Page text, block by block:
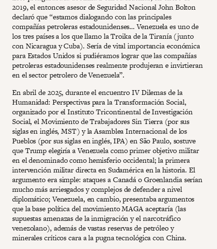
2019, el entonces asesor de Seguridad Nacional John Bolton
declaró que “estamos dialogando con las principales
compañías petroleras estadounidenses… Venezuela es uno de
los tres países a los que llamo la Troika de la Tiranía (junto
con Nicaragua y Cuba). Sería de vital importancia económica
para Estados Unidos si pudiéramos lograr que las compañías
petroleras estadounidenses realmente produjeran e invirtieran
en el sector petrolero de Venezuela”.
En abril de 2025, durante el encuentro IV Dilemas de la
Humanidad: Perspectivas para la Transformación Social,
organizado por el Instituto Tricontinental de Investigación
Social, el Movimiento de Trabajadores Sin Tierra (por sus
siglas en inglés, MST) y la Asamblea Internacional de los
Pueblos (por sus siglas en inglés, IPA) en São Paulo, sostuve
que Trump elegiría a Venezuela como primer objetivo militar
en el denominado como hemisferio occidental; la primera
intervención militar directa en Sudamérica en la historia. El
argumento era simple: ataques a Canadá o Groenlandia serían
mucho más arriesgados y complejos de defender a nivel
diplomático; Venezuela, en cambio, presentaba argumentos
que la base política del movimiento MAGA aceptaría (las
supuestas amenazas de la inmigración y el narcotráfico
venezolano), además de vastas reservas de petróleo y
minerales críticos cara a la pugna tecnológica con China.